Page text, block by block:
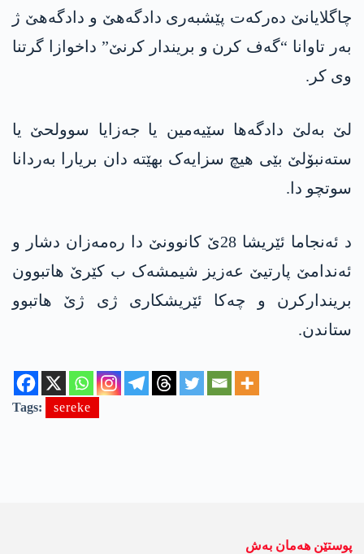
چاگلایانێ دەرکەت پێشبەری دادگەهێ و دادگەهێ ژ
بەر تاوانا “گەف کرن و بریندار کرنێ” داخوازا گرتنا
وی کر.
لێ بەلێ دادگەھا سێیەمین یا جەزایا سوولحێ یا
ستەنبۆلێ بێی هیچ سزایەک بهێتە دان بریارا بەردانا
سوتچو دا.
د ئەنجاما ئێریشا 28ێ کانوونێ دا رەمەزان دشار و
ئەندامێ پارتیێ عەزیز شیمشەک ب کێرێ ھاتبوون
بریندارکرن و چەکا ئێریشکاری ژی ژێ ھاتبوو
ستاندن.
Tags: sereke
پوستێن ھەمان بەش